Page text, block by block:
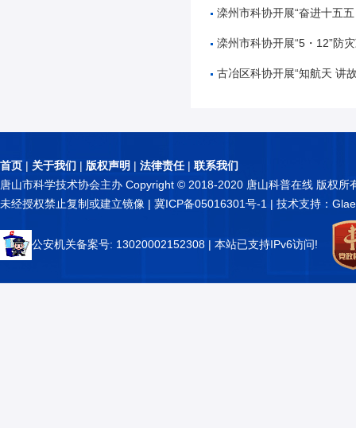
滦州市科协开展“奋进十五五 科技谱新篇”全国
滦州市科协开展“5・12”防灾减
古冶区科协开展“知航天 讲故事 逐星辰——中国
首页 | 关于我们 | 版权声明 | 法律责任| 联系我们
唐山市科学技术协会主办 Copyright © 2018-2020 唐山科普在线 版权所
未经授权禁止复制或建立镜像 | 冀ICP备05016301号-1 | 技术支持：
公安机关备案号: 13020002152308 | 本站已支持IPv6访问!